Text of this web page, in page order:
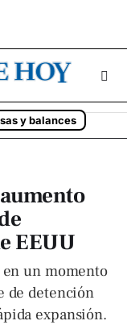
y balances
EEUU
un momento
de detención
expansión.